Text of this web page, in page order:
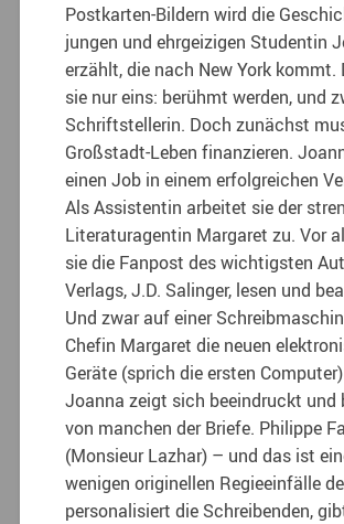
Postkarten-Bildern wird die
jungen und ehrgeizigen Studentin
erzählt, die nach New York kommt.
sie nur eins: berühmt werden, und
Schriftstellerin. Doch zunächst
Großstadt-Leben finanzieren.
einen Job in einem erfolgreichen
Als Assistentin arbeitet sie der
Literaturagentin Margaret zu. Vor
sie die Fanpost des wichtigsten
Verlags, J.D. Salinger, lesen und
Und zwar auf einer
Chefin Margaret die neuen
Geräte (sprich die ersten
Joanna zeigt sich beeindruckt und
von manchen der Briefe. Philippe
(Monsieur Lazhar) – und das ist
wenigen originellen Regieeinfälle
personalisiert die Schreibenden,